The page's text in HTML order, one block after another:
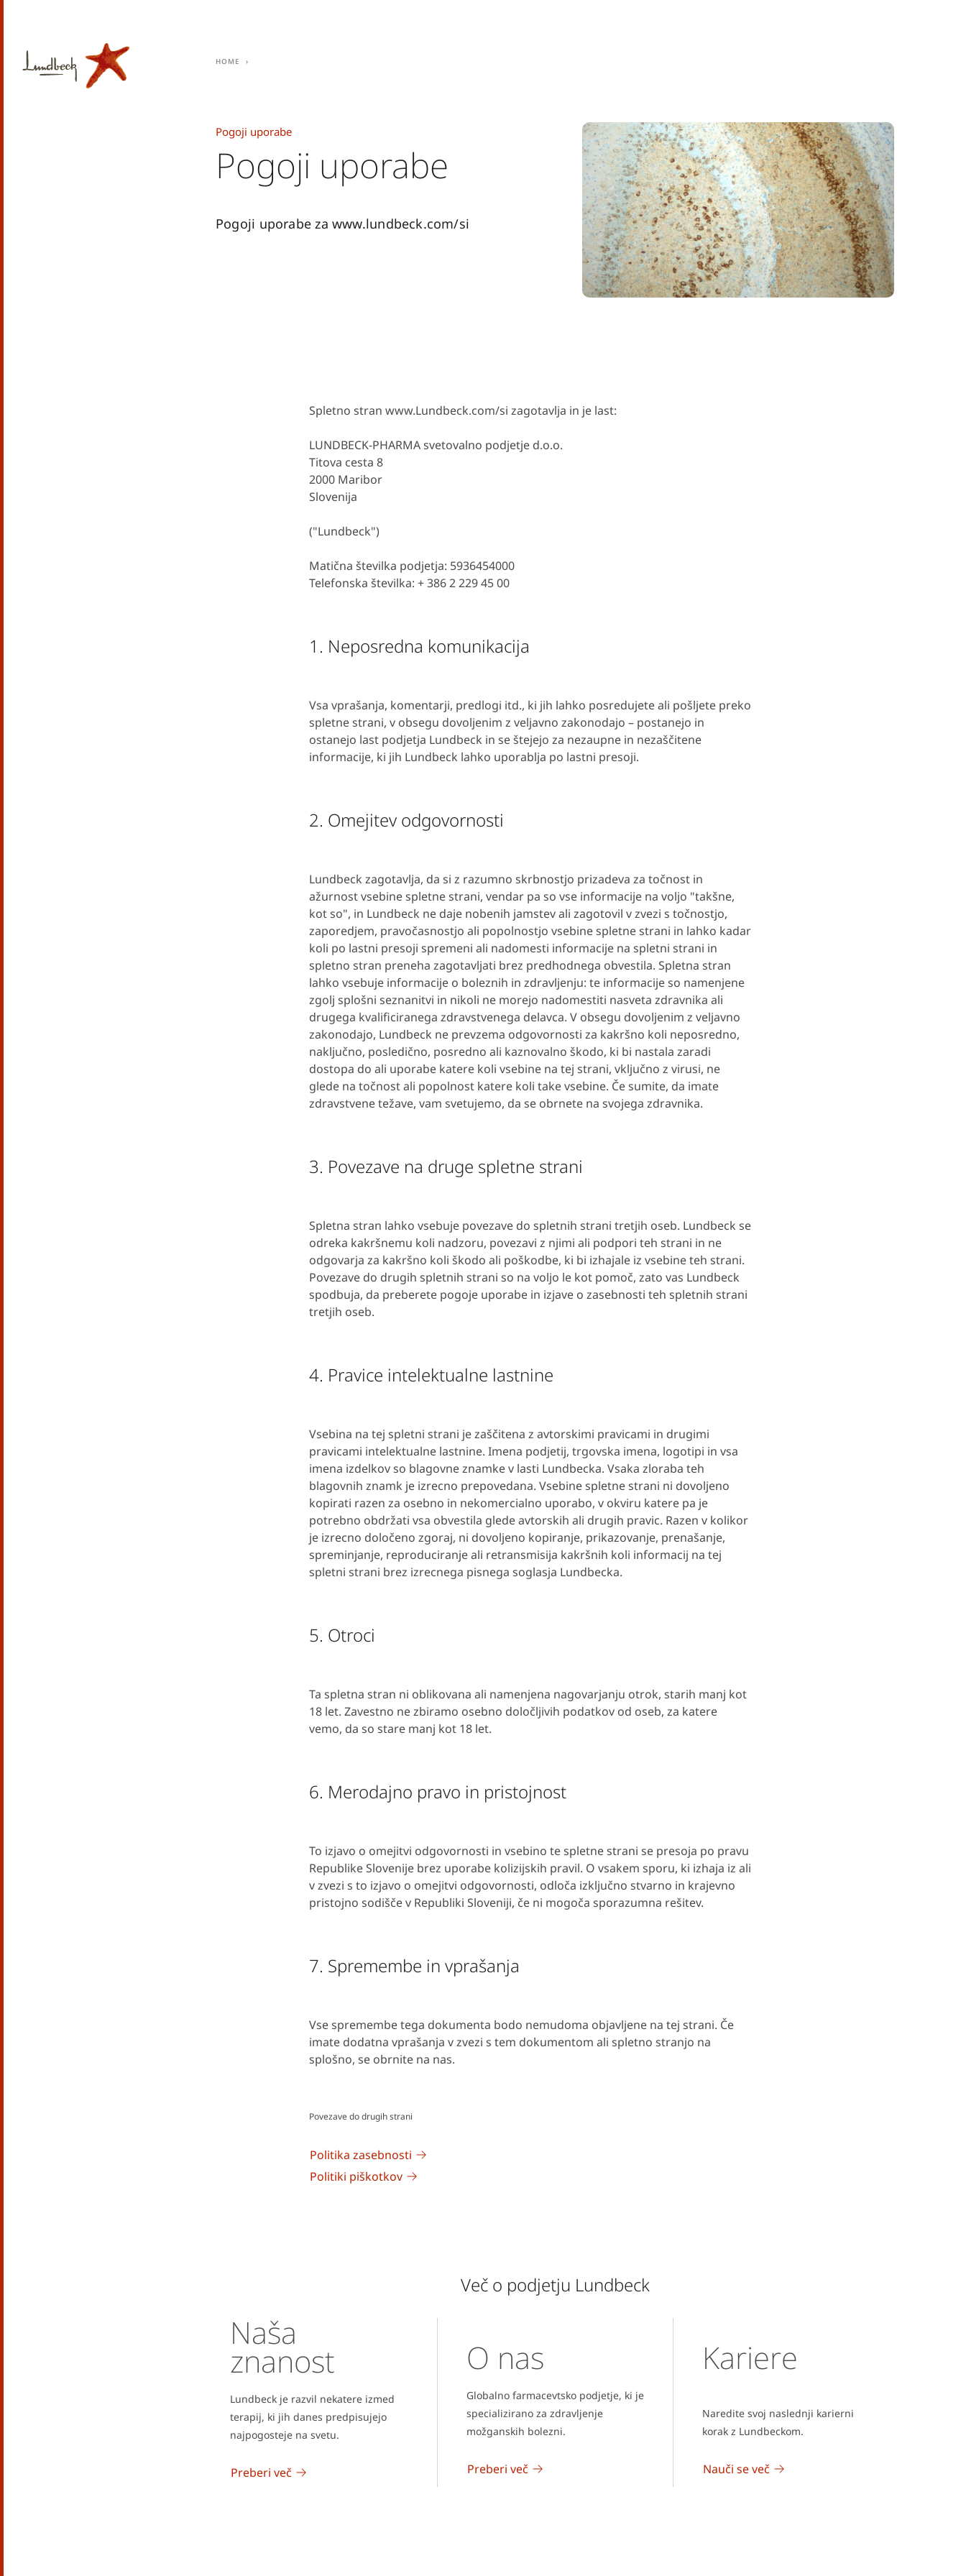
Home
Pogoji uporabe
Pogoji uporabe
Pogoji uporabe za www.lundbeck.com/si
Spletno stran www.Lundbeck.com/si zagotavlja in je last:
LUNDBECK-PHARMA svetovalno podjetje d.o.o.
Titova cesta 8
2000 Maribor
Slovenija
("Lundbeck")
Matična številka podjetja: 5936454000
Telefonska številka: + 386 2 229 45 00
1. Neposredna komunikacija
Vsa vprašanja, komentarji, predlogi itd., ki jih lahko posredujete ali pošljete preko
spletne strani, v obsegu dovoljenim z veljavno zakonodajo – postanejo in
ostanejo last podjetja Lundbeck in se štejejo za nezaupne in nezaščitene
informacije, ki jih Lundbeck lahko uporablja po lastni presoji.
2. Omejitev odgovornosti
Lundbeck zagotavlja, da si z razumno skrbnostjo prizadeva za točnost in
ažurnost vsebine spletne strani, vendar pa so vse informacije na voljo "takšne,
kot so", in Lundbeck ne daje nobenih jamstev ali zagotovil v zvezi s točnostjo,
zaporedjem, pravočasnostjo ali popolnostjo vsebine spletne strani in lahko kadar
koli po lastni presoji spremeni ali nadomesti informacije na spletni strani in
spletno stran preneha zagotavljati brez predhodnega obvestila. Spletna stran
lahko vsebuje informacije o boleznih in zdravljenju: te informacije so namenjene
zgolj splošni seznanitvi in nikoli ne morejo nadomestiti nasveta zdravnika ali
drugega kvalificiranega zdravstvenega delavca. V obsegu dovoljenim z veljavno
zakonodajo, Lundbeck ne prevzema odgovornosti za kakršno koli neposredno,
naključno, posledično, posredno ali kaznovalno škodo, ki bi nastala zaradi
dostopa do ali uporabe katere koli vsebine na tej strani, vključno z virusi, ne
glede na točnost ali popolnost katere koli take vsebine. Če sumite, da imate
zdravstvene težave, vam svetujemo, da se obrnete na svojega zdravnika.
3. Povezave na druge spletne strani
Spletna stran lahko vsebuje povezave do spletnih strani tretjih oseb. Lundbeck se
odreka kakršnemu koli nadzoru, povezavi z njimi ali podpori teh strani in ne
odgovarja za kakršno koli škodo ali poškodbe, ki bi izhajale iz vsebine teh strani.
Povezave do drugih spletnih strani so na voljo le kot pomoč, zato vas Lundbeck
spodbuja, da preberete pogoje uporabe in izjave o zasebnosti teh spletnih strani
tretjih oseb.
4. Pravice intelektualne lastnine
Vsebina na tej spletni strani je zaščitena z avtorskimi pravicami in drugimi
pravicami intelektualne lastnine. Imena podjetij, trgovska imena, logotipi in vsa
imena izdelkov so blagovne znamke v lasti Lundbecka. Vsaka zloraba teh
blagovnih znamk je izrecno prepovedana. Vsebine spletne strani ni dovoljeno
kopirati razen za osebno in nekomercialno uporabo, v okviru katere pa je
potrebno obdržati vsa obvestila glede avtorskih ali drugih pravic. Razen v kolikor
je izrecno določeno zgoraj, ni dovoljeno kopiranje, prikazovanje, prenašanje,
spreminjanje, reproduciranje ali retransmisija kakršnih koli informacij na tej
spletni strani brez izrecnega pisnega soglasja Lundbecka.
5. Otroci
Ta spletna stran ni oblikovana ali namenjena nagovarjanju otrok, starih manj kot
18 let. Zavestno ne zbiramo osebno določljivih podatkov od oseb, za katere
vemo, da so stare manj kot 18 let.
6. Merodajno pravo in pristojnost
To izjavo o omejitvi odgovornosti in vsebino te spletne strani se presoja po pravu
Republike Slovenije brez uporabe kolizijskih pravil. O vsakem sporu, ki izhaja iz ali
v zvezi s to izjavo o omejitvi odgovornosti, odloča izključno stvarno in krajevno
pristojno sodišče v Republiki Sloveniji, če ni mogoča sporazumna rešitev.
7. Spremembe in vprašanja
Vse spremembe tega dokumenta bodo nemudoma objavljene na tej strani. Če
imate dodatna vprašanja v zvezi s tem dokumentom ali spletno stranjo na
splošno, se obrnite na nas.
Povezave do drugih strani
Politika zasebnosti
Politiki piškotkov
Več o podjetju Lundbeck
Naša
znanost
Lundbeck je razvil nekatere izmed
terapij, ki jih danes predpisujejo
najpogosteje na svetu.
Preberi več
O nas
Globalno farmacevtsko podjetje, ki je
specializirano za zdravljenje
možganskih bolezni.
Preberi več
Kariere
Naredite svoj naslednji karierni
korak z Lundbeckom.
Nauči se več